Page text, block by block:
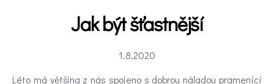
ovlivňující
nálady
Novinky
Jak být šťastnější
1.8.2020
Léto má většina z nás spojeno s dobrou náladou pramenící